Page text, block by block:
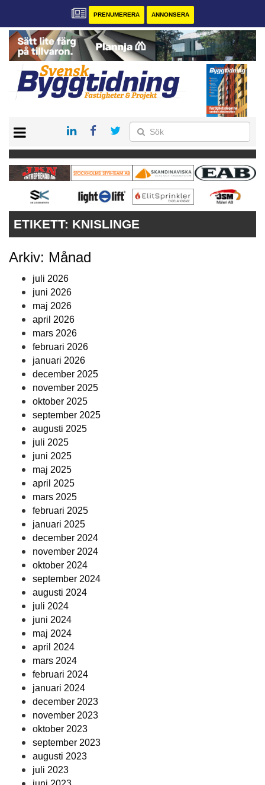
PRENUMERERA ANNONSERA
PRENUMERERA
VÅRA ANDRA MAGASIN
ANNONSERA
ETIKETT: KNISLINGE
Arkiv: Månad
juli 2026
juni 2026
maj 2026
april 2026
mars 2026
februari 2026
januari 2026
december 2025
november 2025
oktober 2025
september 2025
augusti 2025
juli 2025
juni 2025
maj 2025
april 2025
mars 2025
februari 2025
januari 2025
december 2024
november 2024
oktober 2024
september 2024
augusti 2024
juli 2024
juni 2024
maj 2024
april 2024
mars 2024
februari 2024
januari 2024
december 2023
november 2023
oktober 2023
september 2023
augusti 2023
juli 2023